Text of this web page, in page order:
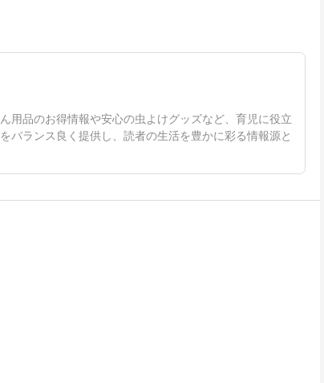
用品のお得情報や安心の虫よけグッズなど、育児に役立
バランス良く提供し、読者の生活を豊かに彩る情報源と